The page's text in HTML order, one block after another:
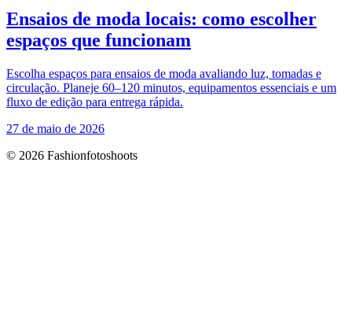
Ensaios de moda locais: como escolher
espaços que funcionam
Escolha espaços para ensaios de moda avaliando luz, tomadas e
circulação. Planeje 60–120 minutos, equipamentos essenciais e um
fluxo de edição para entrega rápida.
27 de maio de 2026
© 2026 Fashionfotoshoots